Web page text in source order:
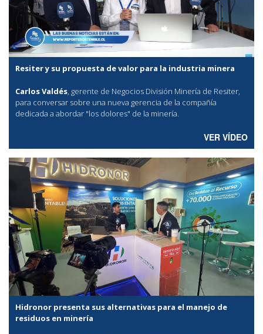
Resiter y su propuesta de valor para la industria minera
Carlos Valdés, gerente de Negocios División Minería de Resiter,
para conversar sobre una nueva gerencia de la compañía
dedicada a abordar "los dolores" de la minería.
VER VÍDEO
Hidronor presenta sus alternativas para el manejo de
residuos en minería